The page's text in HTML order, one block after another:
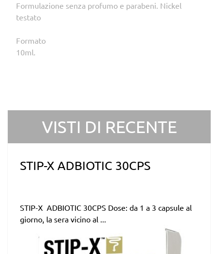
Formulazione senza profumo e parabeni. Nickel
testato
Formato
10ml.
VISTI DI RECENTE
STIP-X ADBIOTIC 30CPS
STIP-X ADBIOTIC 30CPS Dose: da 1 a 3 capsule al
giorno, la sera vicino al ...